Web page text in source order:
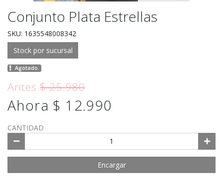
Conjunto Plata Estrellas
SKU: 1635548008342
Stock por sucursal
Agotado.
Antes$ 25.980
Ahora $ 12.990
CANTIDAD
Encargar